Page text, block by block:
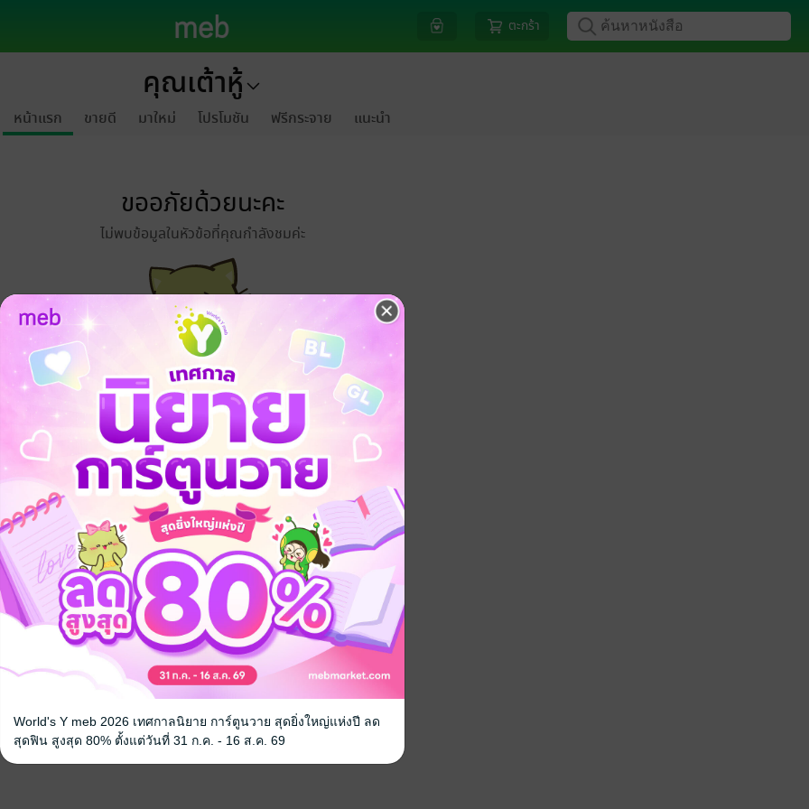
ตะกร้า
คุณเต้าหู้
หน้าแรก ขายดี มาใหม่ โปรโมชัน ฟรีกระจาย แนะนำ
ขออภัยด้วยนะคะ
ไม่พบข้อมูลในหัวข้อที่คุณกำลังชมค่ะ
World's Y meb 2026 เทศกาลนิยาย การ์ตูนวาย สุดยิ่งใหญ่แห่งปี ลด
สุดฟิน สูงสุด 80% ตั้งแต่วันที่ 31 ก.ค. - 16 ส.ค. 69